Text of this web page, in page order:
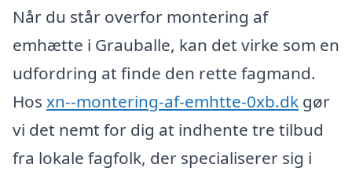
Når du står overfor montering af
emhætte i Grauballe, kan det virke som en
udfordring at finde den rette fagmand.
Hos xn--montering-af-emhtte-0xb.dk gør
vi det nemt for dig at indhente tre tilbud
fra lokale fagfolk, der specialiserer sig i